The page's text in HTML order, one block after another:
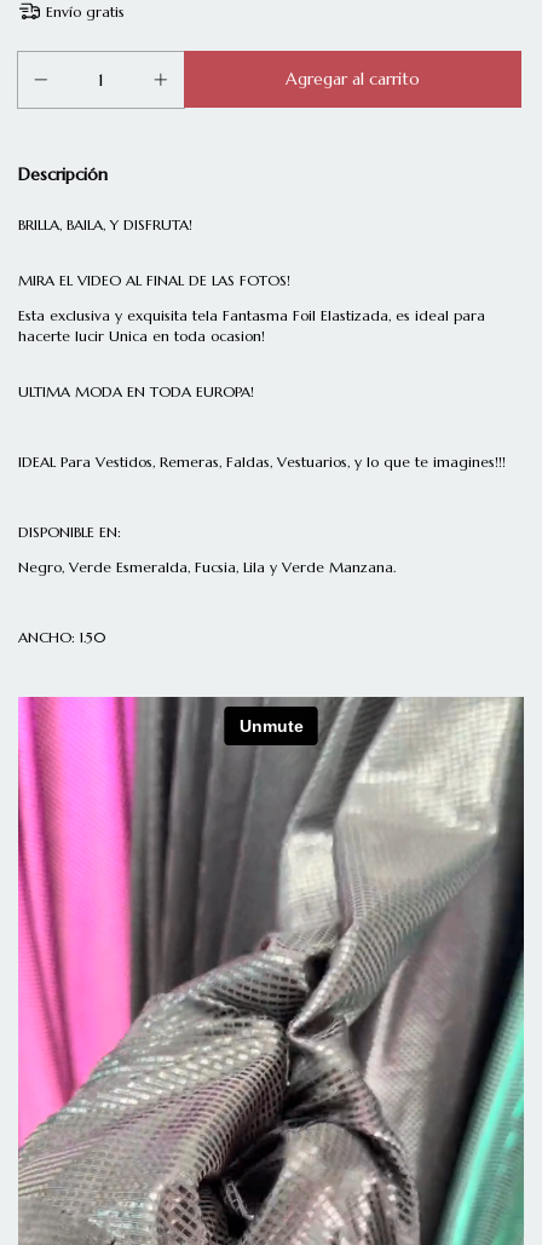
Envío gratis
Descripción
BRILLA, BAILA, Y DISFRUTA!
MIRA EL VIDEO AL FINAL DE LAS FOTOS!
Esta exclusiva y exquisita tela Fantasma Foil Elastizada, es ideal para
hacerte lucir Unica en toda ocasion!
ULTIMA MODA EN TODA EUROPA!
IDEAL Para Vestidos, Remeras, Faldas, Vestuarios, y lo que te imagines!!!
DISPONIBLE EN:
Negro, Verde Esmeralda, Fucsia, Lila y Verde Manzana.
ANCHO: 1.50